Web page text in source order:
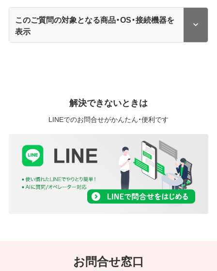
このご質問の対象となる商品・OS・接続機器を
表示
解決できないときは
LINEでのお問合せがかんたん・便利です
お問合せ窓口